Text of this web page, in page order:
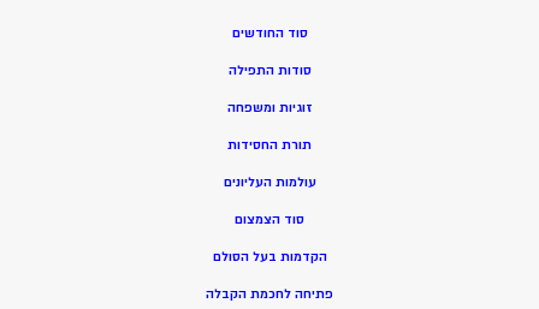
סוד החודשים
סודות התפילה
זוגיות ומשפחה
תורת החסידות
עולמות העליונים
סוד הצמצום
הקדמות בעל הסולם
פתיחה לחכמת הקבלה